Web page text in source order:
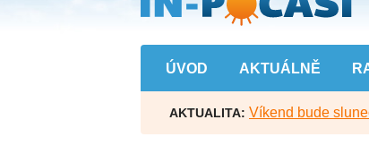
ÚVOD AKTUÁLNĚ
AKTUALITA: Víkend bude